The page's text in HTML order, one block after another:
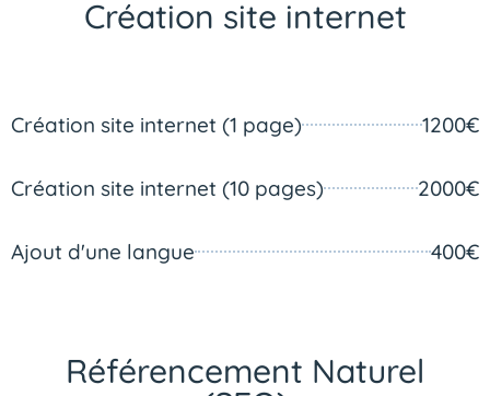
Création site internet
Création site internet (1 page) 1200€
Création site internet (10 pages) 2000€
Ajout d'une langue 400€
Référencement Naturel